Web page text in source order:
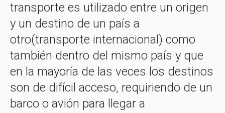
transporte es utilizado entre un origen
y un destino de un país a
otro(transporte internacional) como
también dentro del mismo país y que
en la mayoría de las veces los destinos
son de difícil acceso, requiriendo de un
barco o avión para llegar a